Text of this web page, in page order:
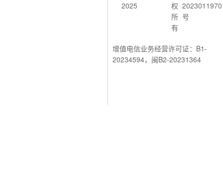
2025
权
所
有
2023011970
号
增值电信业务经营许可证：B1-
20234594，闽B2-20231364